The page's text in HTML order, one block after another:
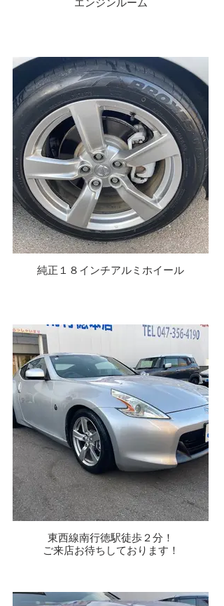
純正１８インチアルミホイール
東西線南行徳駅徒歩２分！
ご来店お待ちしております！